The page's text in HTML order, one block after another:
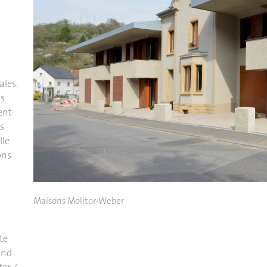
Maisons Molitor-Weber